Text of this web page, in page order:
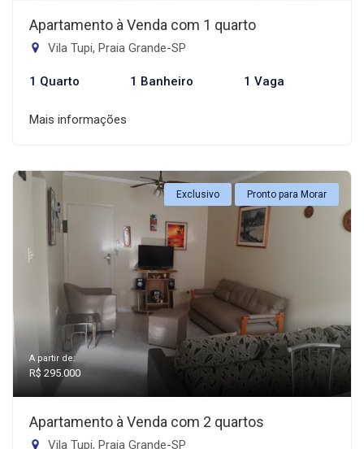
Apartamento à Venda com 1 quarto
Vila Tupi, Praia Grande-SP
1 Quarto 1 Banheiro 1 Vaga
Mais informações
Exclusivo Pronto para Morar
A partir de:
R$ 295.000
Apartamento à Venda com 2 quartos
Vila Tupi, Praia Grande-SP